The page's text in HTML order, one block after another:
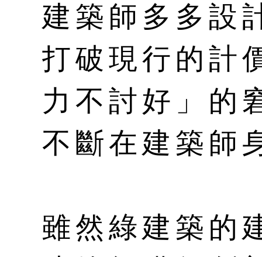
建築師多多設
打破現行的計
力不討好」的
不斷在建築師
雖然綠建築的